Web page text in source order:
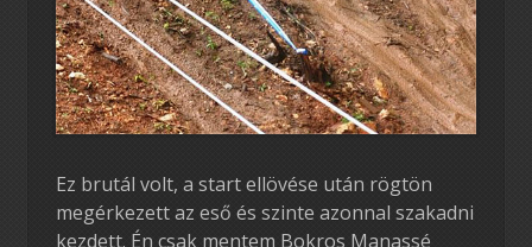
Ez brutál volt, a start ellövése után rögtön
megérkezett az eső és szinte azonnal szakadni
kezdett. Én csak mentem Bokros Manassé